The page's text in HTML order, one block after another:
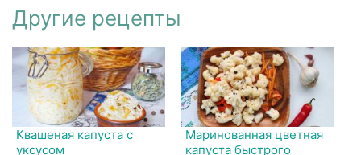
Другие рецепты
Квашеная капуста с
уксусом
Маринованная цветная
капуста быстрого